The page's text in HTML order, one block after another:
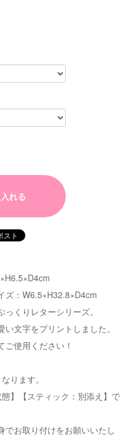
れる
ズ：W6.5×H32.8×D4cm
くりレターシリーズ。
文字をプリントしました。
使用ください！
ります。
】【スティック：別添え】で
でお取り付けをお願いいたし